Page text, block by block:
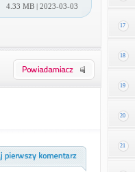
4.33 MB | 2023-03-03
17
18
19
20
21